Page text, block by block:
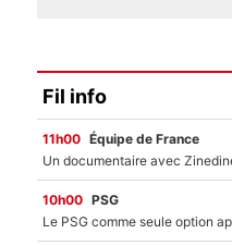
Fil info
11h00 Équipe de France
10h00 PSG